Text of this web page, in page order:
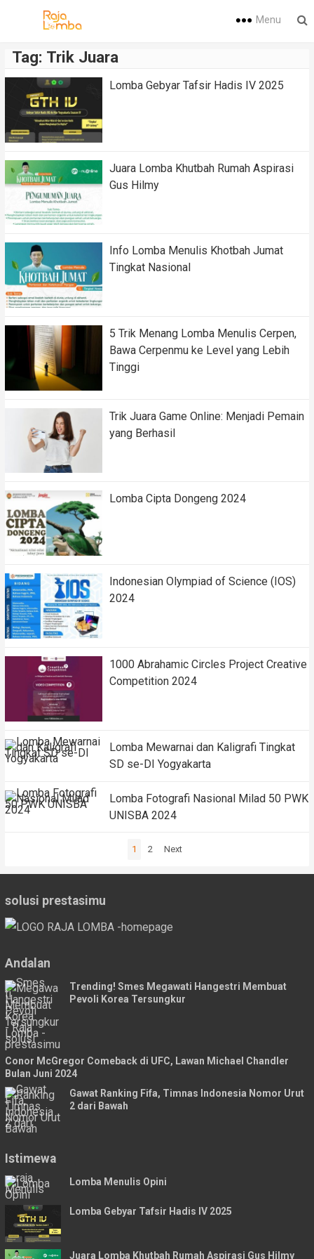
Menu
Tag: Trik Juara
Lomba Gebyar Tafsir Hadis IV 2025
Juara Lomba Khutbah Rumah Aspirasi
Gus Hilmy
Info Lomba Menulis Khotbah Jumat
Tingkat Nasional
5 Trik Menang Lomba Menulis Cerpen,
Bawa Cerpenmu ke Level yang Lebih
Tinggi
Trik Juara Game Online: Menjadi Pemain
yang Berhasil
Lomba Cipta Dongeng 2024
Indonesian Olympiad of Science (IOS)
2024
1000 Abrahamic Circles Project Creative
Competition 2024
Lomba Mewarnai dan Kaligrafi Tingkat
SD se-DI Yogyakarta
Lomba Fotografi Nasional Milad 50 PWK
UNISBA 2024
1 2 Next
solusi prestasimu
Andalan
Trending! Smes Megawati Hangestri Membuat
Pevoli Korea Tersungkur
Conor McGregor Comeback di UFC, Lawan Michael Chandler
Bulan Juni 2024
Gawat Ranking Fifa, Timnas Indonesia Nomor Urut
2 dari Bawah
Istimewa
Lomba Menulis Opini
Lomba Gebyar Tafsir Hadis IV 2025
Juara Lomba Khutbah Rumah Aspirasi Gus Hilmy